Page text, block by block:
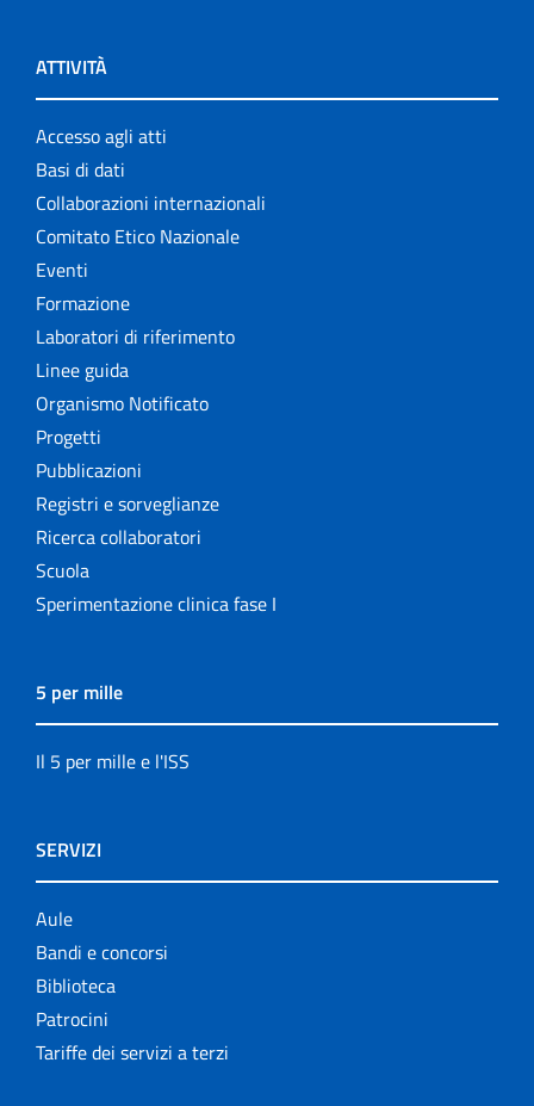
ATTIVITÀ
Accesso agli atti
Basi di dati
Collaborazioni internazionali
Comitato Etico Nazionale
Eventi
Formazione
Laboratori di riferimento
Linee guida
Organismo Notificato
Progetti
Pubblicazioni
Registri e sorveglianze
Ricerca collaboratori
Scuola
Sperimentazione clinica fase I
5 per mille
Il 5 per mille e l'ISS
SERVIZI
Aule
Bandi e concorsi
Biblioteca
Patrocini
Tariffe dei servizi a terzi